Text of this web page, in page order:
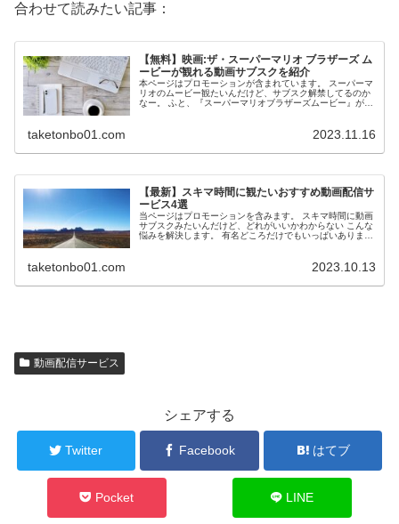
合わせて読みたい記事：
【無料】映画:ザ・スーパーマリオ ブラザーズ ム
ービーが観れる動画サブスクを紹介
本ページはプロモーションが含まれています。 スーパーマ
リオのムービー観たいんだけど、サブスク解禁してるのか
なー。 ふと、『スーパーマリオブラザーズムービー』が観
taketonbo01.com 2023.11.16
【最新】スキマ時間に観たいおすすめ動画配信サ
ービス4選
当ページはプロモーションを含みます。 スキマ時間に動画
サブスクみたいんだけど、どれがいいかわからない こんな
悩みを解決します。 有名どころだけでもいっぱいあります
taketonbo01.com 2023.10.13
動画配信サービス
シェアする
Twitter Facebook はてブ
Pocket LINE